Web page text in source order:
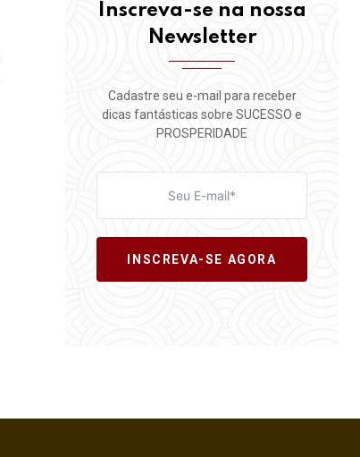
Inscreva-se na nossa
Newsletter
Cadastre seu e-mail para receber
dicas fantásticas sobre SUCESSO e
PROSPERIDADE
INSCREVA-SE AGORA